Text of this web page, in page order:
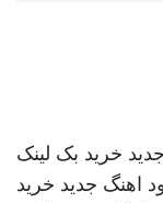
خرید بک لینک
اهنگ جدید خرید